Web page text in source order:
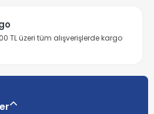
TL üzeri tüm alışverişlerde kargo